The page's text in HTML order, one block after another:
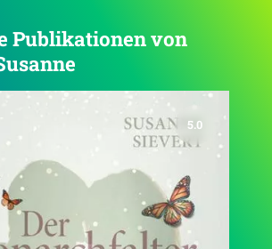
Publikationen von
3.9